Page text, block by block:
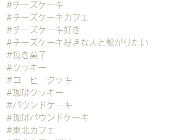
#チーズケーキ
#チーズケーキカフェ
#チーズケーキ好き
#チーズケーキ好きな人と繋がりたい
#焼き菓子
#クッキー
#コーヒークッキー
#珈琲クッキー
#パウンドケーキ
#珈琲パウンドケーキ
#東北カフェ